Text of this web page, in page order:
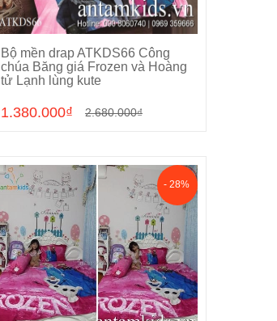
Chọn sản phẩm
Bộ mền drap ATKDS66 Công
chúa Băng giá Frozen và Hoàng
tử Lạnh lùng kute
1.380.000₫ 2.680.000₫
- 28%